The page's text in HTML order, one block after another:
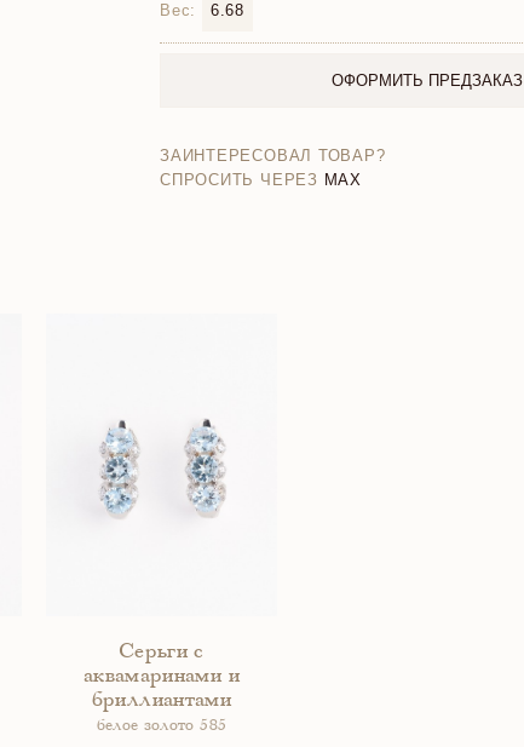
Вес: 6.68
ОФОРМИТЬ ПРЕДЗАКАЗ
ЗАИНТЕРЕСОВАЛ ТОВАР?
СПРОСИТЬ ЧЕРЕЗ MAX
Серьги с
аквамаринами и
бриллиантами
белое золото 585